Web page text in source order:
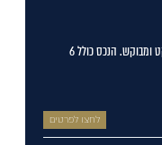
למכירה בבלעדיות בהרצליה ב' בית פרטי במיקום שקט ומבוקש. הנכס כולל 6
לחצו לפרטים